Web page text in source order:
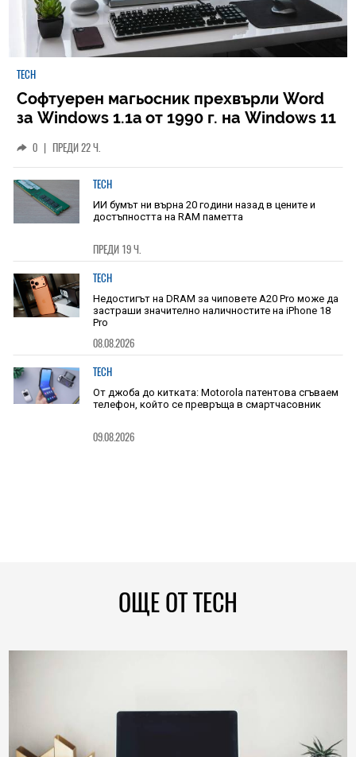
TECH
Софтуерен магьосник прехвърли Word
за Windows 1.1a от 1990 г. на Windows 11
0 | ПРЕДИ 22 Ч.
TECH
ИИ бумът ни върна 20 години назад в цените и
достъпността на RAM паметта
ПРЕДИ 19 Ч.
TECH
Недостигът на DRAM за чиповете A20 Pro може да
застраши значително наличностите на iPhone 18
Pro
08.08.2026
TECH
От джоба до китката: Motorola патентова сгъваем
телефон, който се превръща в смартчасовник
09.08.2026
ОЩЕ ОТ TECH